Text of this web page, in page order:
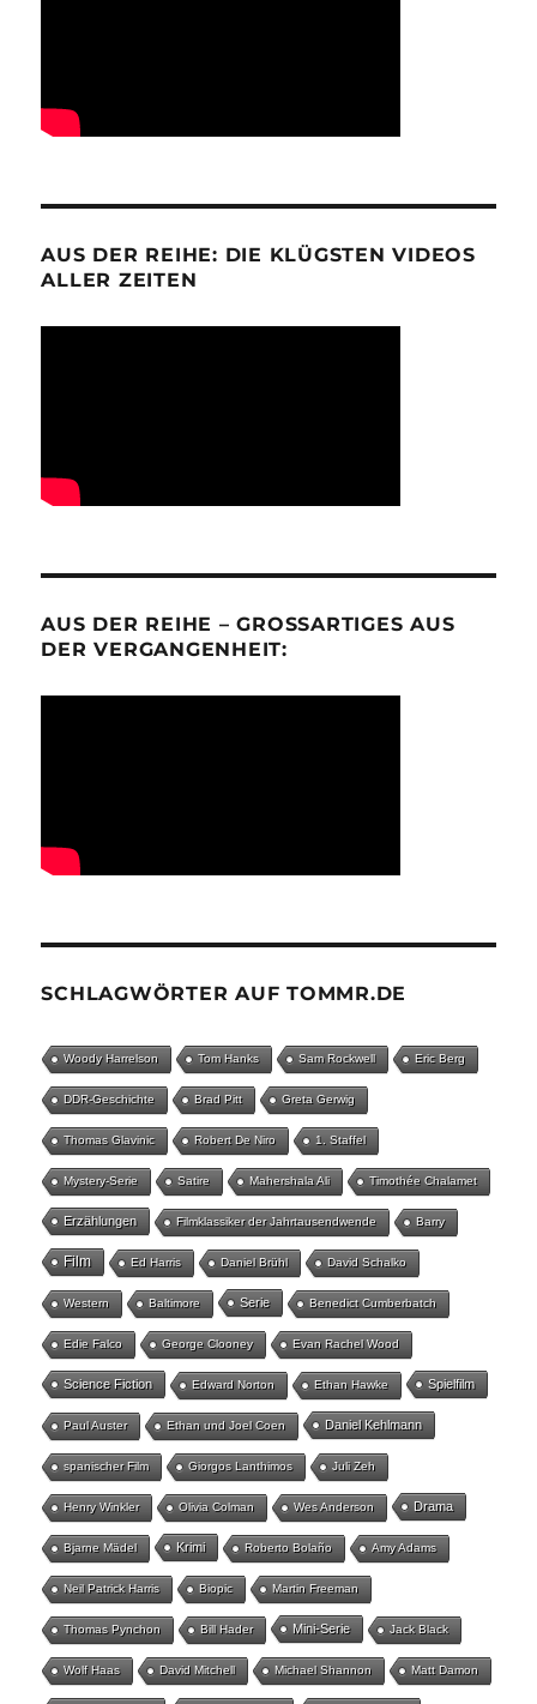
AUS DER REIHE: DIE KLÜGSTEN VIDEOS
ALLER ZEITEN
AUS DER REIHE – GROSSARTIGES AUS D
ER VERGANGENHEIT:
SCHLAGWÖRTER AUF TOMMR.DE
Woody Harrelson Tom Hanks Sam Rockwell Eric Berg
DDR-Geschichte Brad Pitt Greta Gerwig
Thomas Glavinic Robert De Niro 1. Staffel
Mystery-Serie Satire Mahershala Ali Timothée Chalamet
Erzählungen Filmklassiker der Jahrtausendwende Barry
Film Ed Harris Daniel Brühl David Schalko
Western Baltimore Serie Benedict Cumberbatch
Edie Falco George Clooney Evan Rachel Wood
Science Fiction Edward Norton Ethan Hawke Spielfilm
Paul Auster Ethan und Joel Coen Daniel Kehlmann
spanischer Film Giorgos Lanthimos Juli Zeh
Henry Winkler Olivia Colman Wes Anderson Drama
Bjarne Mädel Krimi Roberto Bolaño Amy Adams
Neil Patrick Harris Biopic Martin Freeman
Thomas Pynchon Bill Hader Mini-Serie Jack Black
Wolf Haas David Mitchell Michael Shannon Matt Damon